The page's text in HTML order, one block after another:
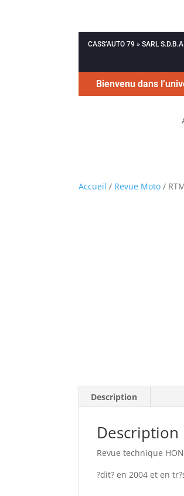
CASS’AUTO 79 » SARL
Bienvenu dans
Accueil / Revue Moto /
Description
Description
Revue technique
?dit? en 2004 et en